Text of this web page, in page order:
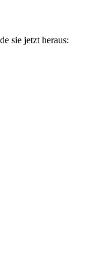
sie jetzt heraus: